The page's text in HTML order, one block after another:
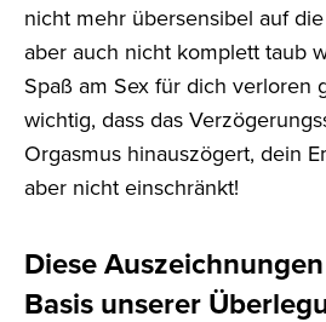
nicht mehr übersensibel auf
aber auch nicht komplett taub
Spaß am Sex für dich verloren
wichtig, dass das
Orgasmus hinauszögert, dein
aber nicht einschränkt!
Diese
Basis unserer